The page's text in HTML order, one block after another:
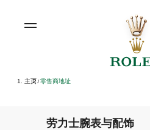
主页/ 零售商地址
劳力士腕表与配饰